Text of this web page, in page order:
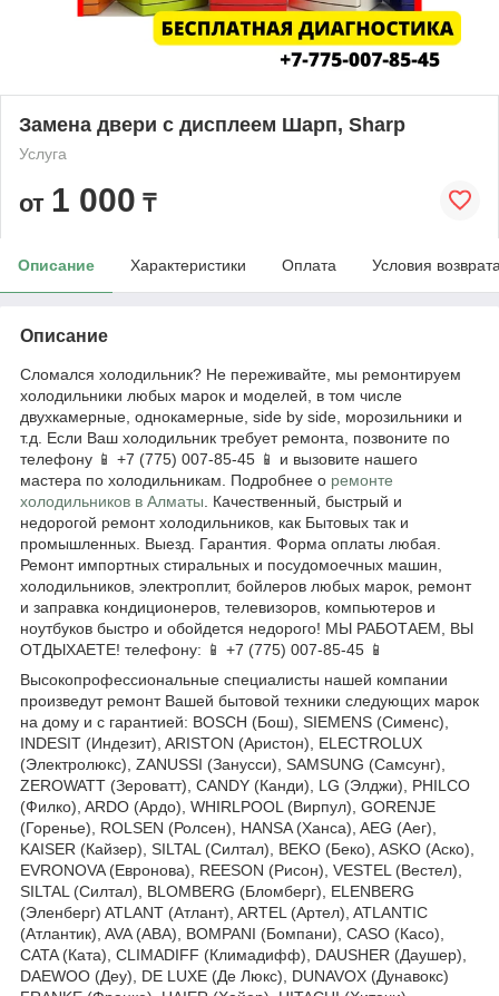
Замена двери с дисплеем Шарп, Sharp
Услуга
от 1 000 ₸
Описание Характеристики Оплата Условия
Описание
Сломался холодильник? Не переживайте, мы ремонтируем
холодильники любых марок и моделей, в том числе
двухкамерные, однокамерные, side by side, морозильники и
т.д. Если Ваш холодильник требует ремонта, позвоните по
телефону 📱 +7 (775) 007-85-45 📱 и вызовите нашего
мастера по холодильникам. Подробнее о ремонте
холодильников в Алматы . Качественный, быстрый и
недорогой ремонт холодильников, как Бытовых так и
промышленных. Выезд. Гарантия. Форма оплаты любая.
Ремонт импортных стиральных и посудомоечных машин,
холодильников, электроплит, бойлеров любых марок, ремонт
и заправка кондиционеров, телевизоров, компьютеров и
ноутбуков быстро и обойдется недорого! МЫ РАБОТАЕМ, ВЫ
ОТДЫХАЕТЕ! телефону: 📱 +7 (775) 007-85-45 📱
Высокопрофессиональные специалисты нашей компании
произведут ремонт Вашей бытовой техники следующих марок
на дому и с гарантией: BOSCH (Бош), SIEMENS (Сименс),
INDESIT (Индезит), ARISTON (Аристон), ELECTROLUX
(Электролюкс), ZANUSSI (Занусси), SAMSUNG (Самсунг),
ZEROWATT (Зероватт), CANDY (Канди), LG (Элджи), PHILCO
(Филко), ARDO (Ардо), WHIRLPOOL (Вирпул), GORENJE
(Горенье), ROLSEN (Ролсен), HANSA (Ханса), AEG (Аег),
KAISER (Кайзер), SILTAL (Силтал), BEKO (Беко), ASKO (Аско),
EVRONOVA (Евронова), REESON (Рисон), VESTEL (Вестел),
SILTAL (Силтал), BLOMBERG (Бломберг), ELENBERG
(Эленберг) ATLANT (Атлант), ARTEL (Артел), ATLANTIC
(Атлантик), AVA (АВА), BOMPANI (Бомпани), CASO (Касо),
CATA (Ката), CLIMADIFF (Климадифф), DAUSHER (Даушер),
DAEWOO (Деу), DE LUXE (Де Люкс), DUNAVOX (Дунавокс)